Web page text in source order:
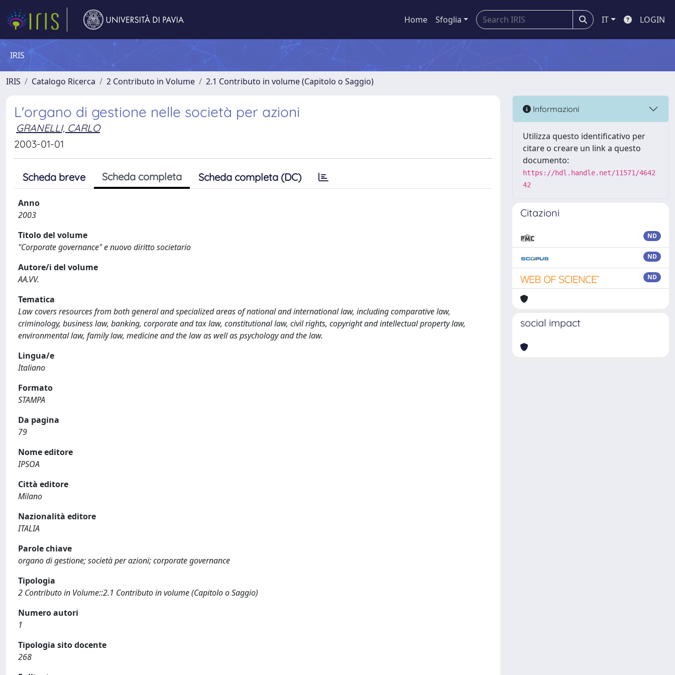
Home Sfoglia IT LOGIN
IRIS
IRIS Catalogo Ricerca 2 Contributo in Volume 2.1 Contributo in volume (Capitolo o Saggio)
L'organo di gestione nelle società per azioni
GRANELLI, CARLO
2003-01-01
Scheda breve Scheda completa Scheda completa (DC)
Anno
2003
Titolo del volume
"Corporate governance" e nuovo diritto societario
Autore/i del volume
AA.VV.
Tematica
Law covers resources from both general and specialized areas of national and international law, including comparative law,
criminology, business law, banking, corporate and tax law, constitutional law, civil rights, copyright and intellectual property law,
environmental law, family law, medicine and the law as well as psychology and the law.
Lingua/e
Italiano
Formato
STAMPA
Da pagina
79
Nome editore
IPSOA
Città editore
Milano
Nazionalità editore
ITALIA
Parole chiave
organo di gestione; società per azioni; corporate governance
Tipologia
2 Contributo in Volume::2.1 Contributo in volume (Capitolo o Saggio)
Numero autori
1
Tipologia sito docente
268
Informazioni
Utilizza questo identificativo per
citare o creare un link a questo
documento:
https://hdl.handle.net/11571/4642
42
Citazioni
ND
ND
ND
social impact